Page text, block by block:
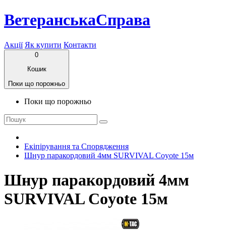
ВетеранськаСправа
Акції Як купити Контакти
0
Кошик
Поки що порожньо
Поки що порожньо
Екіпірування та Спорядження
Шнур паракордовий 4мм SURVIVAL Coyote 15м
Шнур паракордовий 4мм
SURVIVAL Coyote 15м